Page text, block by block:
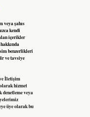
veya şahıs
kendi
içerikler
benzerlikleri
ve tavsiye
İletişim
hizmet
veya
üye olarak bu